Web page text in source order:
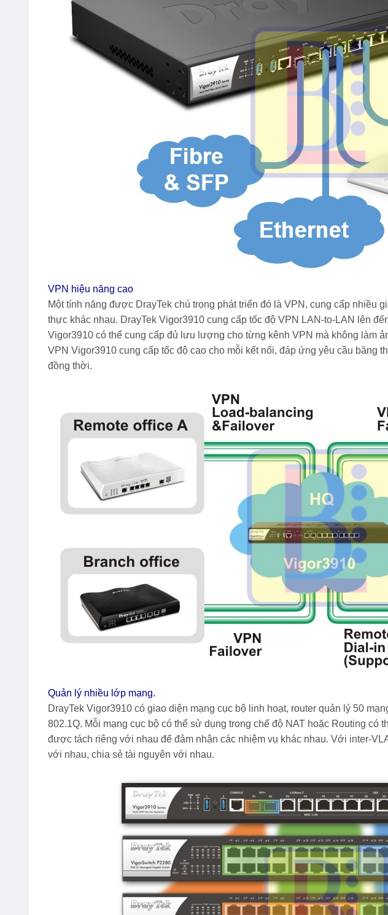
VPN hiệu năng cao
Một tính năng được DrayTek chú trọng phát triển đó là VPN, cung cấp nhiều
thực khác nhau. DrayTek Vigor3910 cung cấp tốc độ VPN LAN-to-LAN lên
Vigor3910 có thể cung cấp đủ lưu lượng cho từng kênh VPN mà không làm
VPN Vigor3910 cung cấp tốc độ cao cho mỗi kết nối, đáp ứng yêu cầu băng
đồng thời.
Quản lý nhiều lớp mạng.
DrayTek Vigor3910 có giao diện mạng cục bộ linh hoạt, router quản lý 50
802.1Q. Mỗi mạng cục bộ có thể sử dụng trong chế độ NAT hoặc Routing có
được tách riêng với nhau để đảm nhận các nhiệm vụ khác nhau. Với inter-
với nhau, chia sẻ tài nguyên với nhau.